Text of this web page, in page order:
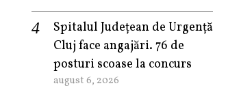
Spitalul Județean de Urgență
Cluj face angajări. 76 de
posturi scoase la concurs
august 6, 2026